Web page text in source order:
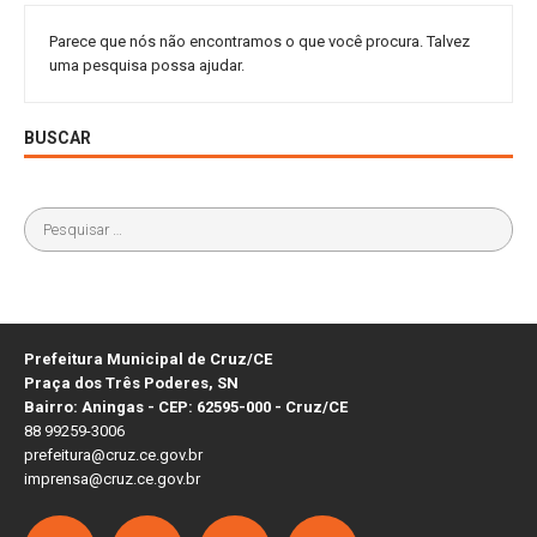
Parece que nós não encontramos o que você procura. Talvez
uma pesquisa possa ajudar.
BUSCAR
Prefeitura Municipal de Cruz/CE
Praça dos Três Poderes, SN
Bairro: Aningas - CEP: 62595-000 - Cruz/CE
88 99259-3006
prefeitura@cruz.ce.gov.br
imprensa@cruz.ce.gov.br